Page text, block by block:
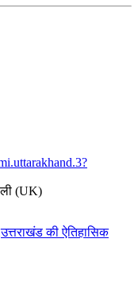
(UK)
की ऐतिहासिक